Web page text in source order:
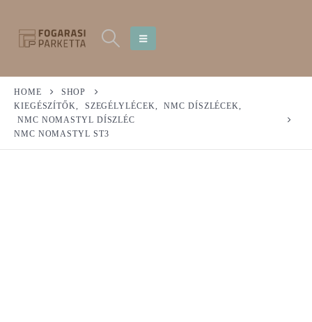
HOME
SHOP
KIEGÉSZÍTŐK, SZEGÉLYLÉCEK, NMC DÍSZLÉCEK,
NMC NOMASTYL DÍSZLÉC
NMC NOMASTYL ST3